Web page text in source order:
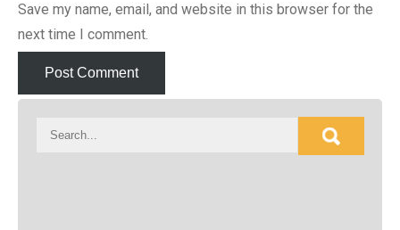
Save my name, email, and website in this browser for the
next time I comment.